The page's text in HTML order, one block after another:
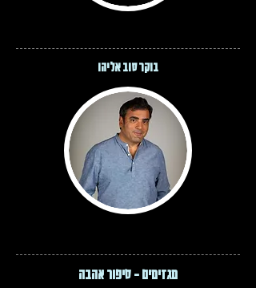
בוקר טוב אליהו
מגזימים - סיפור אהבה